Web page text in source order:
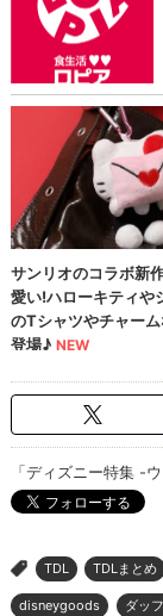
「ディズニー特集 -
> TDL TDLまとめ
disneygoods ダッ